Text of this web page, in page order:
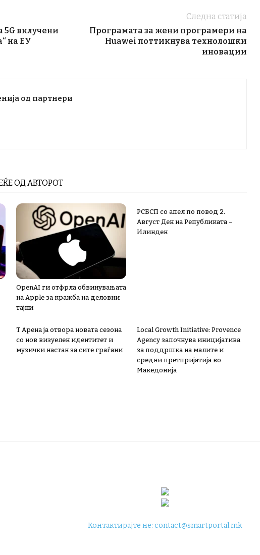
5G вклучени
на ЕУ
Следна статија
Програмата за жени програмери на
Huawei поттикнува технолошки
иновации
од партнери
ОД АВТОРОТ
OpenAI ги отфрла обвинувањата
на Apple за кражба на деловни
тајни
РСБСП со апел по повод 2.
Август Ден на Републиката –
Илинден
Т Арена ја отвора новата сезона
со нов визуелен идентитет и
музички настан за сите граѓани
Local Growth Initiative: Provence
Agency започнува иницијатива
за поддршка на малите и
средни претпријатија во
Македонија
Контактирајте не:contact@smartportal.mk